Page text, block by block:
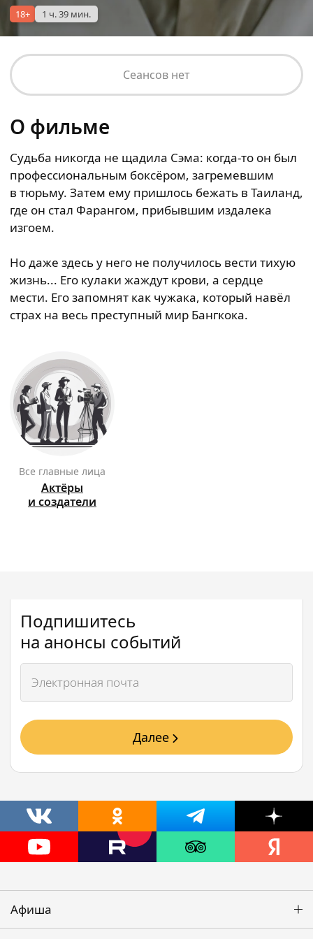
18+ 1 ч. 39 мин.
Сеансов нет
О фильме
Судьба никогда не щадила Сэма: когда-то он был
профессиональным боксёром, загремевшим
в тюрьму. Затем ему пришлось бежать в Таиланд,
где он стал Фарангом, прибывшим издалека
изгоем.
Но даже здесь у него не получилось вести тихую
жизнь... Его кулаки жаждут крови, а сердце
мести. Его запомнят как чужака, который навёл
страх на весь преступный мир Бангкока.
Все главные лица
Актёры
и создатели
Подпишитесь
на анонсы событий
Далее
Афиша